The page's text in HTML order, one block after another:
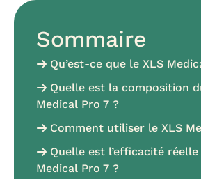
Sommaire
Qu’est-ce que le XLS
Quelle est la composition
Medical Pro 7 ?
Comment utiliser le XLS
Quelle est l’efficacité réelle
Medical Pro 7 ?